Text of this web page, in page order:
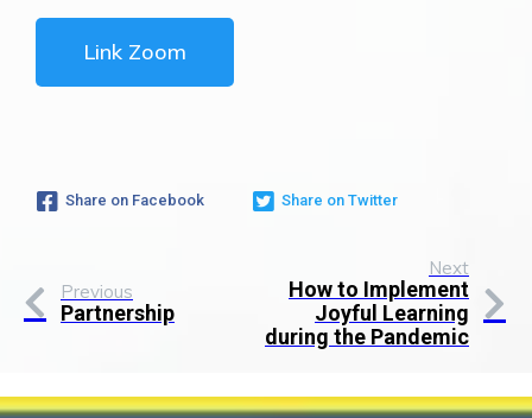
Link Zoom
Share on Facebook Share on Twitter
Previous
Partnership
Next
How to Implement
Joyful Learning
during the Pandemic